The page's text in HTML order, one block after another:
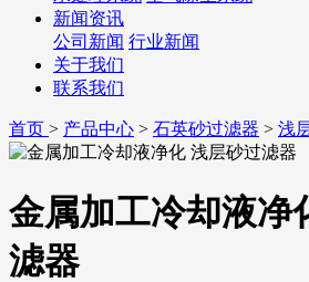
新闻资讯
公司新闻 行业新闻
关于我们
联系我们
首页 > 产品中心 > 石英砂过滤器 > 浅
金属加工冷却液净
滤器